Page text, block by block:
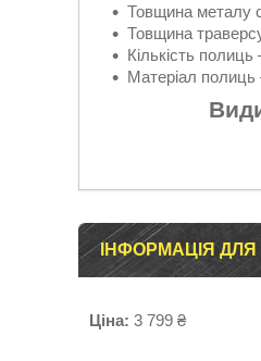
Товщина металу
Товщина
Кількість полиць
Матеріал
ІНФОРМАЦІЯ
Ціна: 3 799 ₴